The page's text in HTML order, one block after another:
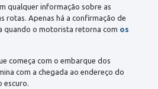
qualquer informação sobre as
rotas. Apenas há a confirmação de
quando o motorista retorna com os
começa com o embarque dos
com a chegada ao endereço do